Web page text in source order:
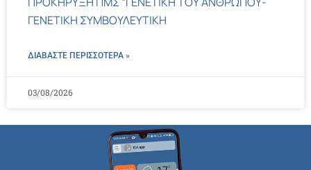
ΓΕΝΕΤΙΚΗ ΣΥΜΒΟΥΛΕΥΤΙΚΗ
ΔΙΑΒΑΣΤΕ ΠΕΡΙΣΣΌΤΕΡΑ »
03/08/2026